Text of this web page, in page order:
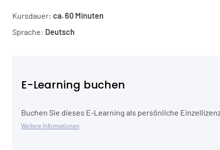
Kursdauer:ca. 60 Minuten
Sprache: Deutsch
E-Learning buchen
Buchen Sie dieses E-Learning als persönliche
Weitere Informationen